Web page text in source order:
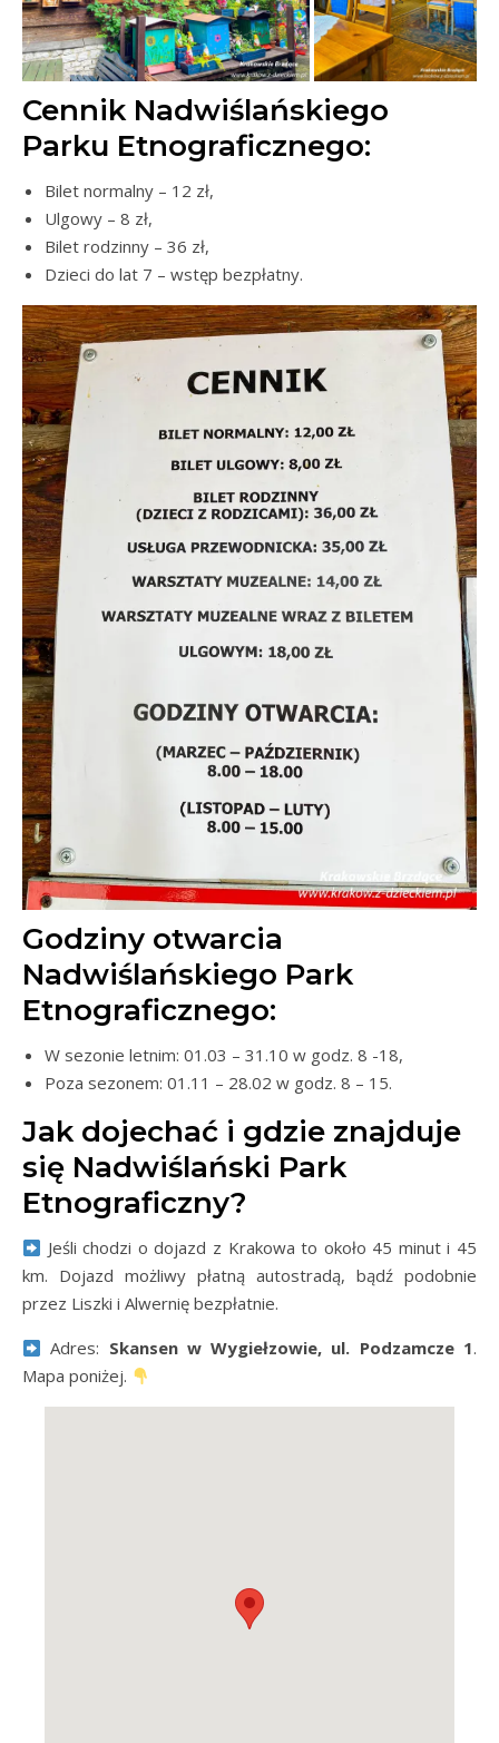
Cennik Nadwiślańskiego
Parku Etnograficznego:
Bilet normalny – 12 zł,
Ulgowy – 8 zł,
Bilet rodzinny – 36 zł,
Dzieci do lat 7 – wstęp bezpłatny.
Godziny otwarcia
Nadwiślańskiego Park
Etnograficznego:
W sezonie letnim: 01.03 – 31.10 w godz. 8 -18,
Poza sezonem: 01.11 – 28.02 w godz. 8 – 15.
Jak dojechać i gdzie znajduje
się Nadwiślański Park
Etnograficzny?
Jeśli chodzi o dojazd z Krakowa to około 45 minut i 45
km. Dojazd możliwy płatną autostradą, bądź podobnie
przez Liszki i Alwernię bezpłatnie.
Adres: Skansen w Wygiełzowie, ul. Podzamcze 1.
Mapa poniżej.